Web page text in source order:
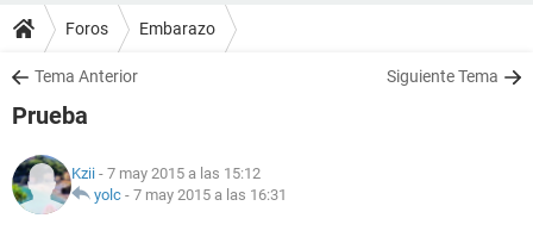
FOROS
SALUD
NUTRICIÓN
Foros Embarazo
Tema Anterior Siguiente Tema
Prueba
Kzii - 7 may 2015 a las 15:12
yolc - 7 may 2015 a las 16:31